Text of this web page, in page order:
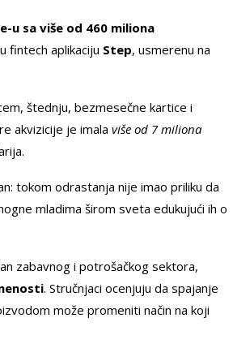
u sa više od 460 miliona
fintech aplikaciju Step, usmerenu na
štednju, bezmesečne kartice i
akvizicije je imala više od 7 miliona
tokom odrastanja nije imao priliku da
mladima širom sveta edukujući ih o
zabavnog i potrošačkog sektora,
. Stručnjaci ocenjuju da spajanje
može promeniti način na koji